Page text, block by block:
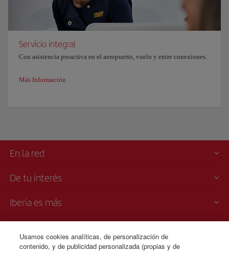
Servicio integral
Con asistencia proactiva en el aeropuerto, vuelo y entre conexiones.
Más Información
En la red
De tu interés
Iberia es más
Usamos cookies analíticas, de personalización de
contenido, y de publicidad personalizada (propias y de